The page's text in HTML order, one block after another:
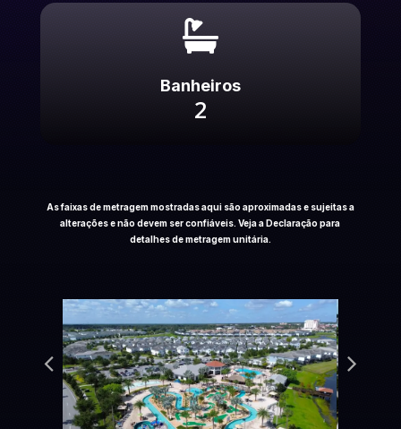

Banheiros
2
As faixas de metragem mostradas aqui são aproximadas e sujeitas a
alterações e não devem ser confiáveis. Veja a Declaração para
detalhes de metragem unitária.